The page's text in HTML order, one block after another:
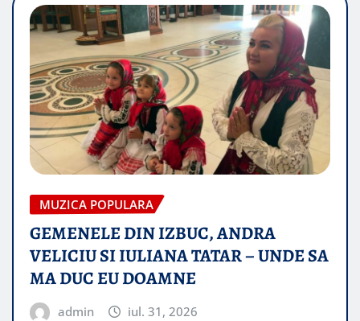
MUZICA POPULARA
GEMENELE DIN IZBUC, ANDRA
VELICIU SI IULIANA TATAR – UNDE SA
MA DUC EU DOAMNE
admin iul. 31, 2026